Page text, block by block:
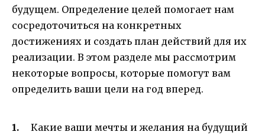
будущем. Определение целей помогает нам
сосредоточиться на конкретных
достижениях и создать план действий для их
реализации. В этом разделе мы рассмотрим
некоторые вопросы, которые помогут вам
определить ваши цели на год вперед.
Какие ваши мечты и желания на будущий